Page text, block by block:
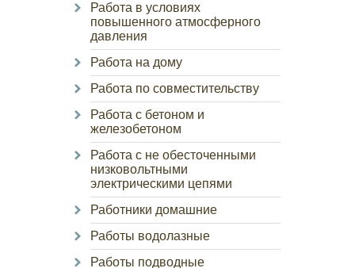
Работа в условиях
повышенного атмосферного
давления
Работа на дому
Работа по совместительству
Работа с бетоном и
железобетоном
Работа с не обесточенными
низковольтными
электрическими цепями
Работники домашние
Работы водолазные
Работы подводные